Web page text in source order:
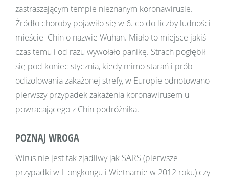
zastraszającym tempie nieznanym koronawirusie.
Źródło choroby pojawiło się w 6. co do liczby ludności
mieście Chin o nazwie Wuhan. Miało to miejsce jakiś
czas temu i od razu wywołało panikę. Strach pogłębił
się pod koniec stycznia, kiedy mimo starań i prób
odizolowania zakażonej strefy, w Europie odnotowano
pierwszy przypadek zakażenia koronawirusem u
powracającego z Chin podróżnika.
POZNAJ WROGA
Wirus nie jest tak zjadliwy jak SARS (pierwsze
przypadki w Hongkongu i Wietnamie w 2012 roku) czy